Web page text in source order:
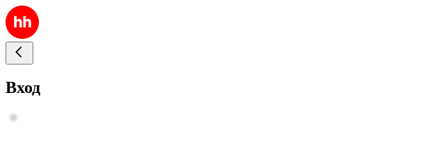
Вход